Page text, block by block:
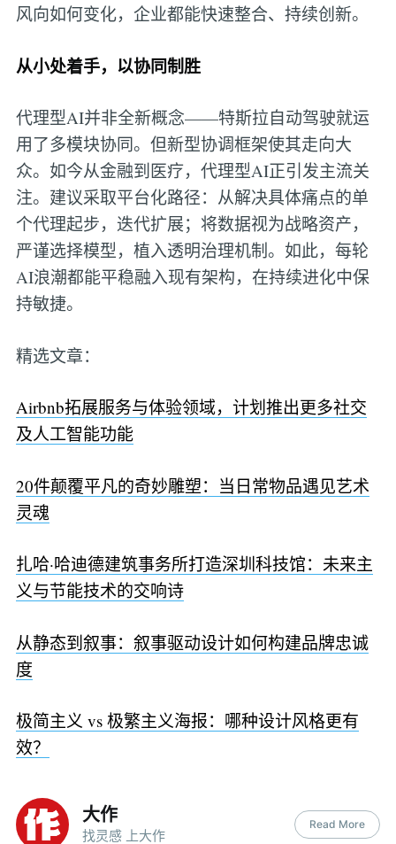
风向如何变化，企业都能快速整合、持续创新。
从小处着手，以协同制胜
代理型AI并非全新概念——特斯拉自动驾驶就运
用了多模块协同。但新型协调框架使其走向大
众。如今从金融到医疗，代理型AI正引发主流关
注。建议采取平台化路径：从解决具体痛点的单
个代理起步，迭代扩展；将数据视为战略资产，
严谨选择模型，植入透明治理机制。如此，每轮
AI浪潮都能平稳融入现有架构，在持续进化中保
持敏捷。
精选文章：
Airbnb拓展服务与体验领域，计划推出更多社交
及人工智能功能
20件颠覆平凡的奇妙雕塑：当日常物品遇见艺术
灵魂
扎哈·哈迪德建筑事务所打造深圳科技馆：未来主
义与节能技术的交响诗
从静态到叙事：叙事驱动设计如何构建品牌忠诚
度
极简主义 vs 极繁主义海报：哪种设计风格更有
效？
大作
找灵感 上大作
Read More